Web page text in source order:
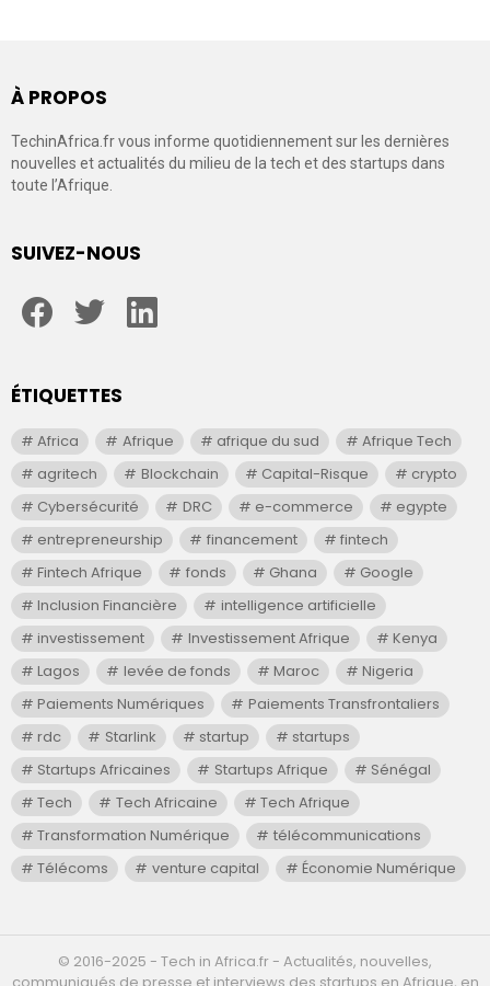
À PROPOS
TechinAfrica.fr vous informe quotidiennement sur les dernières
nouvelles et actualités du milieu de la tech et des startups dans
toute l’Afrique.
SUIVEZ-NOUS
ÉTIQUETTES
Africa Afrique afrique du sud
Afrique Tech
agritech
Blockchain Capital-Risque
crypto
Cybersécurité
DRC e-commerce
egypte
entrepreneurship
financement
fintech
Fintech Afrique
fonds Ghana
Google
Inclusion Financière
intelligence artificielle
investissement
Investissement Afrique
Kenya
Lagos
levée de fonds Maroc
Nigeria
Paiements Numériques
Paiements Transfrontaliers
rdc
Starlink startup
startups
Startups Africaines
Startups Afrique
Sénégal
Tech
Tech Africaine
Tech Afrique
Transformation Numérique
télécommunications
Télécoms
venture capital Économie Numérique
©️ 2016-2025 - Tech in Africa.fr - Actualités, nouvelles,